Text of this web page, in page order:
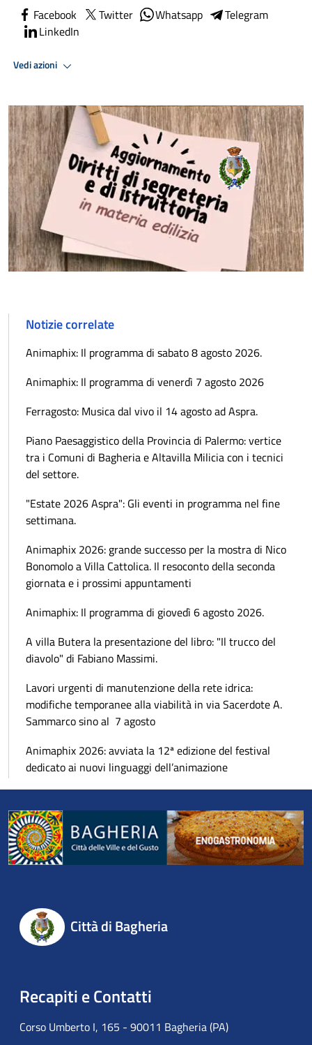
Facebook Twitter Whatsapp
Telegram
LinkedIn
Vedi azioni
Notizie correlate
Animaphix: Il programma di sabato 8 agosto 2026.
Animaphix: Il programma di venerdì 7 agosto 2026
Ferragosto: Musica dal vivo il 14 agosto ad Aspra.
Piano Paesaggistico della Provincia di Palermo: vertice
tra i Comuni di Bagheria e Altavilla Milicia con i tecnici
del settore.
"Estate 2026 Aspra": Gli eventi in programma nel fine
settimana.
Animaphix 2026: grande successo per la mostra di Nico
Bonomolo a Villa Cattolica. Il resoconto della seconda
giornata e i prossimi appuntamenti
Animaphix: Il programma di giovedì 6 agosto 2026.
A villa Butera la presentazione del libro: "Il trucco del
diavolo" di Fabiano Massimi.
Lavori urgenti di manutenzione della rete idrica:
modifiche temporanee alla viabilità in via Sacerdote A.
Sammarco sino al 7 agosto
Animaphix 2026: avviata la 12ª edizione del festival
dedicato ai nuovi linguaggi dell’animazione
Città di Bagheria
Recapiti e Contatti
Corso Umberto I, 165 - 90011 Bagheria (PA)